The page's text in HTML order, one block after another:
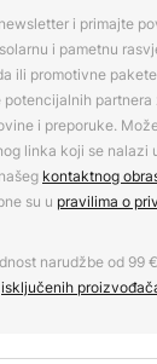
i primajte
i pametnu
ili promotivne
i preporuke.
linka koji se nalazi
kontaktnog
su u pravilima o
narudžbe od 99
isključenih